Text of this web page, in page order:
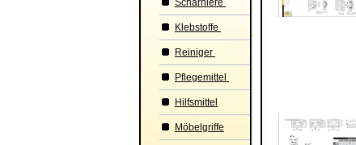
Scharniere
Klebstoffe
Reiniger
Pflegemittel
Hilfsmittel
Möbelgriffe